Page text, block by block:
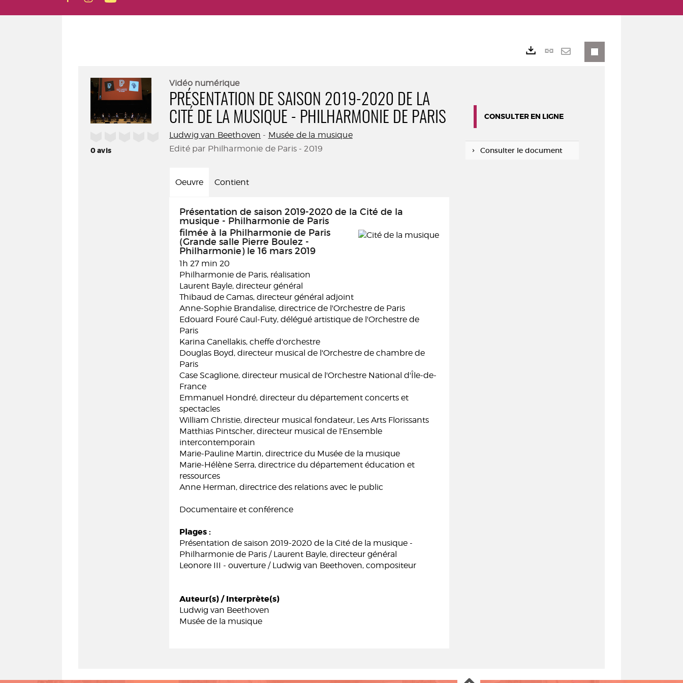
0avis
Vidéo numérique
PRÉSENTATION DE SAISON 2019-2020 DE LA
CITÉ DE LA MUSIQUE - PHILHARMONIE DE PARIS
Ludwig van Beethoven - Musée de la musique
Edité par Philharmonie de Paris - 2019
Oeuvre Contient
Présentation de saison 2019-2020 de la Cité de la
musique - Philharmonie de Paris
filmée à la Philharmonie de Paris
(Grande salle Pierre Boulez -
Philharmonie) le 16 mars 2019
1h 27 min 20
Philharmonie de Paris, réalisation
Laurent Bayle, directeur général
Thibaud de Camas, directeur général adjoint
Anne-Sophie Brandalise, directrice de l'Orchestre de Paris
Edouard Fouré Caul-Futy, délégué artistique de l'Orchestre de
Paris
Karina Canellakis, cheffe d'orchestre
Douglas Boyd, directeur musical de l'Orchestre de chambre de
Paris
Case Scaglione, directeur musical de l'Orchestre National d'Île-de-
France
Emmanuel Hondré, directeur du département concerts et
spectacles
William Christie, directeur musical fondateur, Les Arts Florissants
Matthias Pintscher, directeur musical de l'Ensemble
intercontemporain
Marie-Pauline Martin, directrice du Musée de la musique
Marie-Hélène Serra, directrice du département éducation et
ressources
Anne Herman, directrice des relations avec le public
Documentaire et conférence
Plages :
Présentation de saison 2019-2020 de la Cité de la musique -
Philharmonie de Paris / Laurent Bayle, directeur général
Leonore III - ouverture / Ludwig van Beethoven, compositeur
Auteur(s) / Interprète(s)
Ludwig van Beethoven
Musée de la musique
Lien
CONSULTER EN LIGNE
Consulter le document